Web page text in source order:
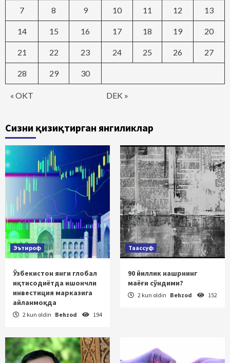
« OKT DEK »
7 8 9 10 11 12 13
14 15 16 17 18 19 20
21 22 23 24 25 26 27
28 29 30
Сизни қизиқтирган янгиликлар
Эътироф
Ўзбекистон янги глобал
иқтисодиётда ишончли
инвестиция марказига
айланмоқда
2 kun oldin Behzod 194
Таассуф
90 йиллик нашрнинг
маёғи сўндими?
2 kun oldin Behzod 152